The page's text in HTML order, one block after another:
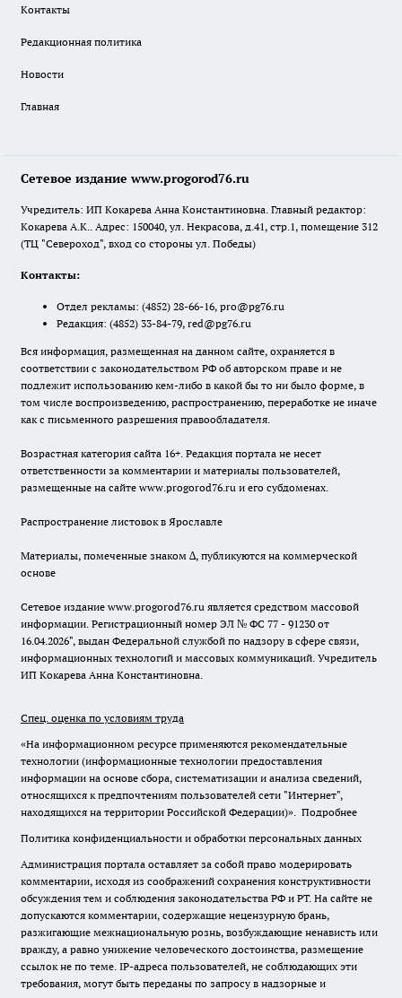
Контакты
Редакционная политика
Новости
Главная
Сетевое издание www.progorod76.ru
Учредитель: ИП Кокарева Анна Константиновна. Главный редактор:
Кокарева А.К.. Адрес: 150040, ул. Некрасова, д.41, стр.1, помещение 312
(ТЦ "Североход", вход со стороны ул. Победы)
Контакты:
Отдел рекламы: (4852) 28-66-16, pro@pg76.ru
Редакция: (4852) 33-84-79, red@pg76.ru
Вся информация, размещенная на данном сайте, охраняется в
соответствии с законодательством РФ об авторском праве и не
подлежит использованию кем-либо в какой бы то ни было форме, в
том числе воспроизведению, распространению, переработке не иначе
как с письменного разрешения правообладателя.
Возрастная категория сайта 16+. Редакция портала не несет
ответственности за комментарии и материалы пользователей,
размещенные на сайте www.progorod76.ru и его субдоменах.
Распространение листовок в Ярославле
Материалы, помеченные знаком ∆, публикуются на коммерческой
основе
Сетевое издание www.progorod76.ru является средством массовой
информации. Регистрационный номер ЭЛ № ФС 77 - 91230 от
16.04.2026", выдан Федеральной службой по надзору в сфере связи,
информационных технологий и массовых коммуникаций. Учредитель
ИП Кокарева Анна Константиновна.
Спец. оценка по условиям труда
«На информационном ресурсе применяются рекомендательные
технологии (информационные технологии предоставления
информации на основе сбора, систематизации и анализа сведений,
относящихся к предпочтениям пользователей сети "Интернет",
находящихся на территории Российской Федерации)». Подробнее
Политика конфиденциальности и обработки персональных данных
Администрация портала оставляет за собой право модерировать
комментарии, исходя из соображений сохранения конструктивности
обсуждения тем и соблюдения законодательства РФ и РТ. На сайте не
допускаются комментарии, содержащие нецензурную брань,
разжигающие межнациональную рознь, возбуждающие ненависть или
вражду, а равно унижение человеческого достоинства, размещение
ссылок не по теме. IP-адреса пользователей, не соблюдающих эти
требования, могут быть переданы по запросу в надзорные и